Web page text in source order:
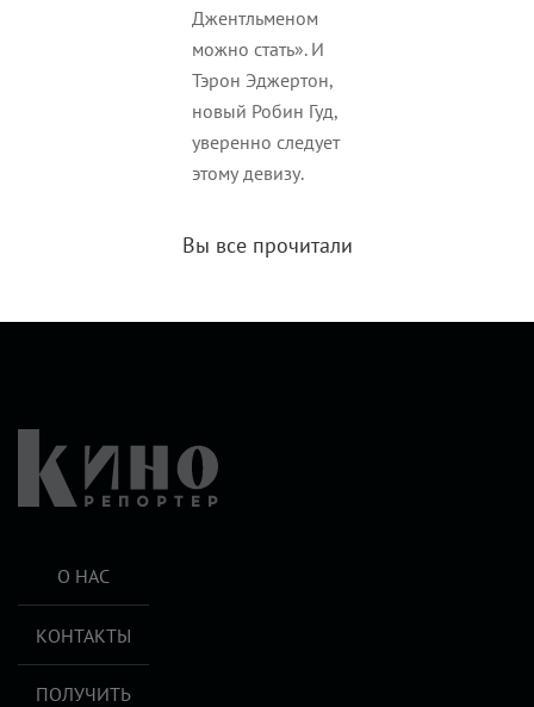
Джентльменом
можно стать». И
Тэрон Эджертон,
новый Робин Гуд,
уверенно следует
этому девизу.
Вы все прочитали
О НАС
КОНТАКТЫ
ПОЛУЧИТЬ